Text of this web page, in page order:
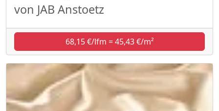
von JAB Anstoetz
68,15 €/lfm = 45,43 €/m²